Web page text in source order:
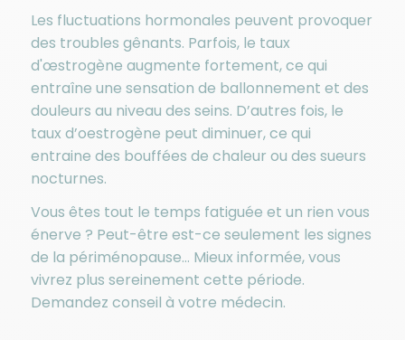
Les fluctuations hormonales peuvent provoquer
des troubles gênants. Parfois, le taux
d'œstrogène augmente fortement, ce qui
entraîne une sensation de ballonnement et des
douleurs au niveau des seins. D’autres fois, le
taux d’oestrogène peut diminuer, ce qui
entraine des bouffées de chaleur ou des sueurs
nocturnes.
Vous êtes tout le temps fatiguée et un rien vous
énerve ? Peut-être est-ce seulement les signes
de la périménopause… Mieux informée, vous
vivrez plus sereinement cette période.
Demandez conseil à votre médecin.